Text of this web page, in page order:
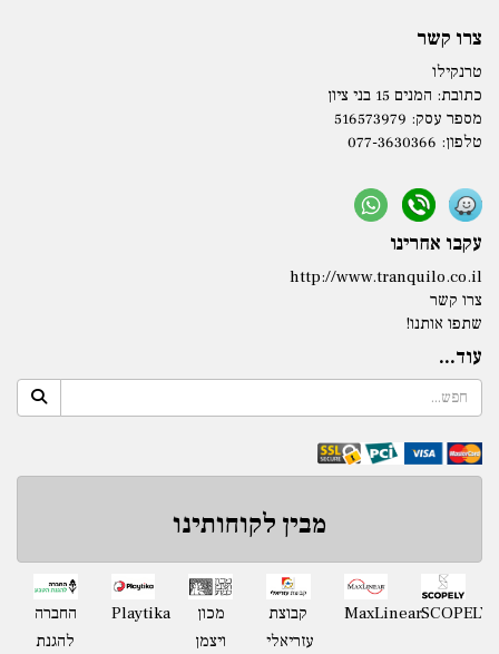
צרו קשר
טרנקילו
כתובת: המנים 15 בני ציון
מספר עסק: 516573979
טלפון: 077-3630366
עקבו אחרינו
http://www.tranquilo.co.il
צרו קשר
שתפו אותנו!
עוד...
מבין לקוחותינו
החברה
להגנת
Playtika
מכון
ויצמן
קבוצת
עזריאלי
MaxLinearSCOPELY